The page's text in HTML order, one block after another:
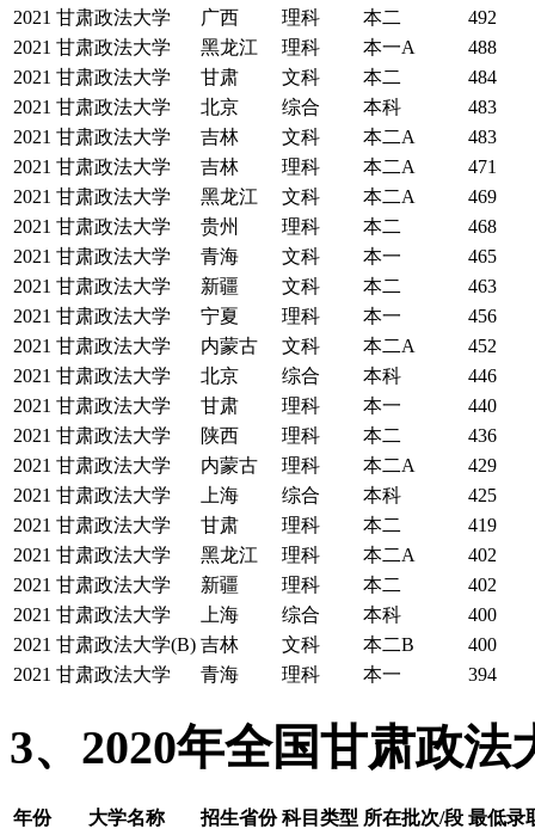
2021 甘肃政法大学 广西 理科 本二
492
2021 甘肃政法大学 黑龙江 理科 本一A
488
2021 甘肃政法大学 甘肃 文科 本二
484
2021 甘肃政法大学 北京 综合 本科
483
2021 甘肃政法大学 吉林 文科 本二A
483
2021 甘肃政法大学 吉林 理科 本二A
471
2021 甘肃政法大学 黑龙江 文科 本二A
469
2021 甘肃政法大学 贵州 理科 本二
468
2021 甘肃政法大学 青海 文科 本一
465
2021 甘肃政法大学 新疆 文科 本二
463
2021 甘肃政法大学 宁夏 理科 本一
456
2021 甘肃政法大学 内蒙古 文科 本二A
452
2021 甘肃政法大学 北京 综合 本科
446
2021 甘肃政法大学 甘肃 理科 本一
440
2021 甘肃政法大学 陕西 理科 本二
436
2021 甘肃政法大学 内蒙古 理科 本二A
429
2021 甘肃政法大学 上海 综合 本科
425
2021 甘肃政法大学 甘肃 理科 本二
419
2021 甘肃政法大学 黑龙江 理科 本二A
402
2021 甘肃政法大学 新疆 理科 本二
402
2021 甘肃政法大学 上海 综合 本科
400
2021 甘肃政法大学(B) 吉林 文科 本二B
400
2021 甘肃政法大学 青海 理科 本一 394
3、2020年全国甘肃政法
年份 大学名称 招生省份 科目类型 所在批次/段 最低录